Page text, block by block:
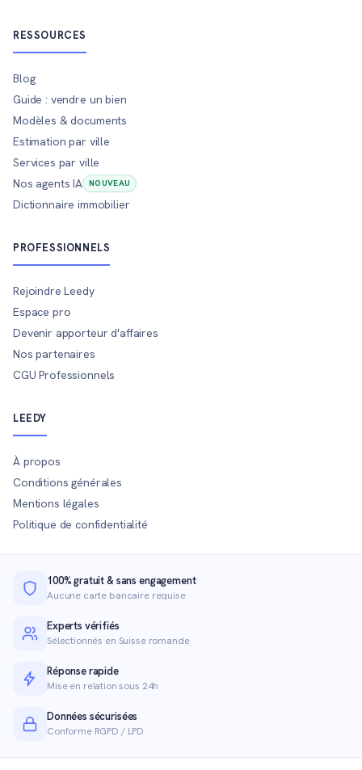
RESSOURCES
Blog
Guide : vendre un bien
Modèles & documents
Estimation par ville
Services par ville
Nos agents IA
NOUVEAU
Dictionnaire immobilier
PROFESSIONNELS
Rejoindre Leedy
Espace pro
Devenir apporteur d'affaires
Nos partenaires
CGU Professionnels
LEEDY
À propos
Conditions générales
Mentions légales
Politique de confidentialité
100% gratuit & sans engagement
Aucune carte bancaire requise
Experts vérifiés
Sélectionnés en Suisse romande
Réponse rapide
Mise en relation sous 24h
Données sécurisées
Conforme RGPD / LPD